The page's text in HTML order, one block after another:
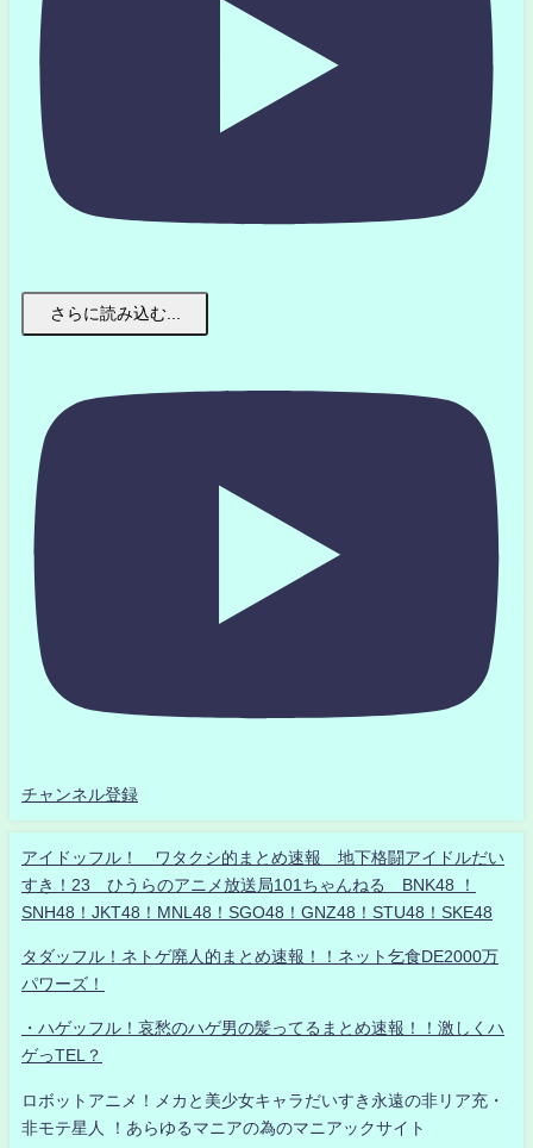
さらに読み込む...
チャンネル登録
アイドッフル！ ワタクシ的まとめ速報 地下格闘アイドルだい
すき！23 ひうらのアニメ放送局101ちゃんねる BNK48 ！
SNH48！JKT48！MNL48！SGO48！GNZ48！STU48！SKE48
タダッフル！ネトゲ廃人的まとめ速報！！ネット乞食DE2000万
パワーズ！
・ハゲッフル！哀愁のハゲ男の髪ってるまとめ速報！！激しくハ
ゲっTEL？
ロボットアニメ！メカと美少女キャラだいすき永遠の非リア充・
非モテ星人 ！あらゆるマニアの為のマニアックサイト